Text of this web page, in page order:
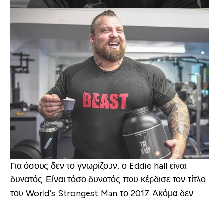
Για όσους δεν το γνωρίζουν, ο Eddie hall είναι
δυνατός. Είναι τόσο δυνατός που κέρδισε τον τίτλο
του World’s Strongest Man το 2017. Ακόμα δεν